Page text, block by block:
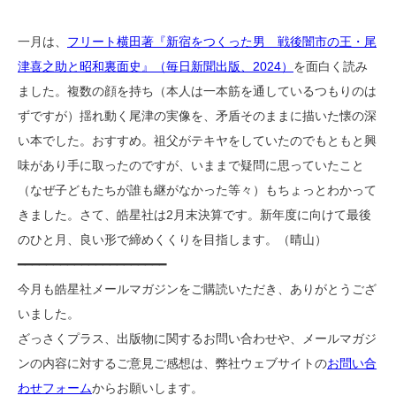
一月は、 フリート横田著『新宿をつくった男 戦後闇市の王・尾
津喜之助と昭和裏面史』（毎日新聞出版、2024） を面白く読み
ました。複数の顔を持ち（本人は一本筋を通しているつもりのは
ずですが）揺れ動く尾津の実像を、矛盾そのままに描いた懐の深
い本でした。おすすめ。祖父がテキヤをしていたのでもともと興
味があり手に取ったのですが、いままで疑問に思っていたこと
（なぜ子どもたちが誰も継がなかった等々）もちょっとわかって
きました。さて、皓星社は2月末決算です。新年度に向けて最後
のひと月、良い形で締めくくりを目指します。（晴山）
━━━━━━━━━━━━━━━━━━━━━
今月も皓星社メールマガジンをご購読いただき、ありがとうござ
いました。
ざっさくプラス、出版物に関するお問い合わせや、メールマガジ
ンの内容に対するご意見ご感想は、弊社ウェブサイトのお問い合
わせフォームからお願いします。